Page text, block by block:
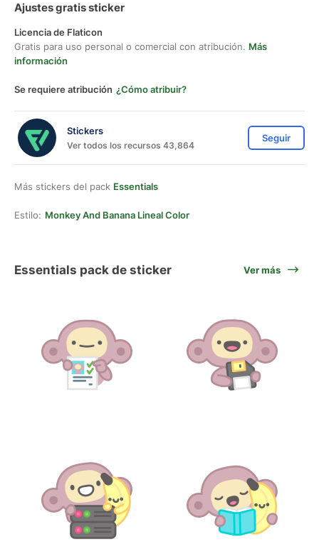
Ajustes gratis sticker
Licencia de Flaticon
Gratis para uso personal o comercial con atribución. Más
información
Se requiere atribución ¿Cómo atribuir?
Stickers
Ver todos los recursos 43,864
Seguir
Más stickers del pack Essentials
Estilo: Monkey And Banana Lineal Color
Essentials pack de sticker Ver más